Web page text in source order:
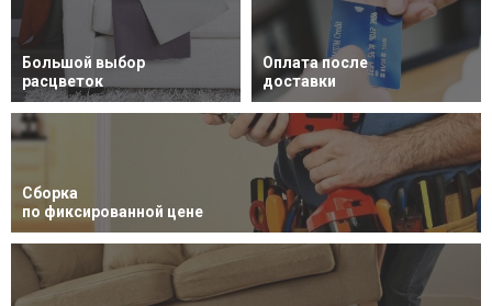
Большой выбор
расцветок
Оплата после
доставки
Сборка
по фиксированной цене